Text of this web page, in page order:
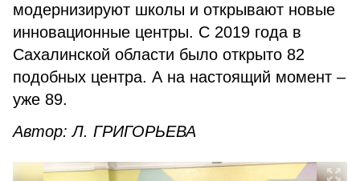
модернизируют школы и открывают новые
инновационные центры. С 2019 года в
Сахалинской области было открыто 82
подобных центра. А на настоящий момент –
уже 89.
Автор: Л. ГРИГОРЬЕВА